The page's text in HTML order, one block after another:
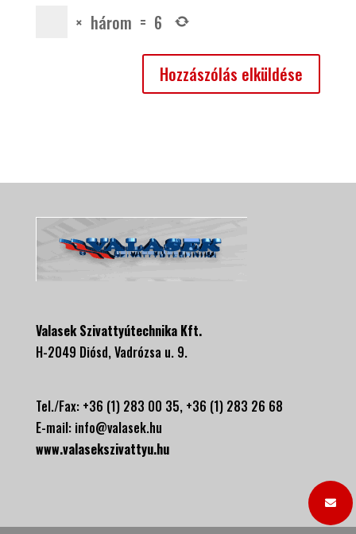
× három = 6
Valasek Szivattyútechnika Kft.
H-2049 Diósd, Vadrózsa u. 9.
Tel./Fax: +36 (1) 283 00 35, +36 (1) 283 26 68
E-mail: info@valasek.hu
www.valasekszivattyu.hu